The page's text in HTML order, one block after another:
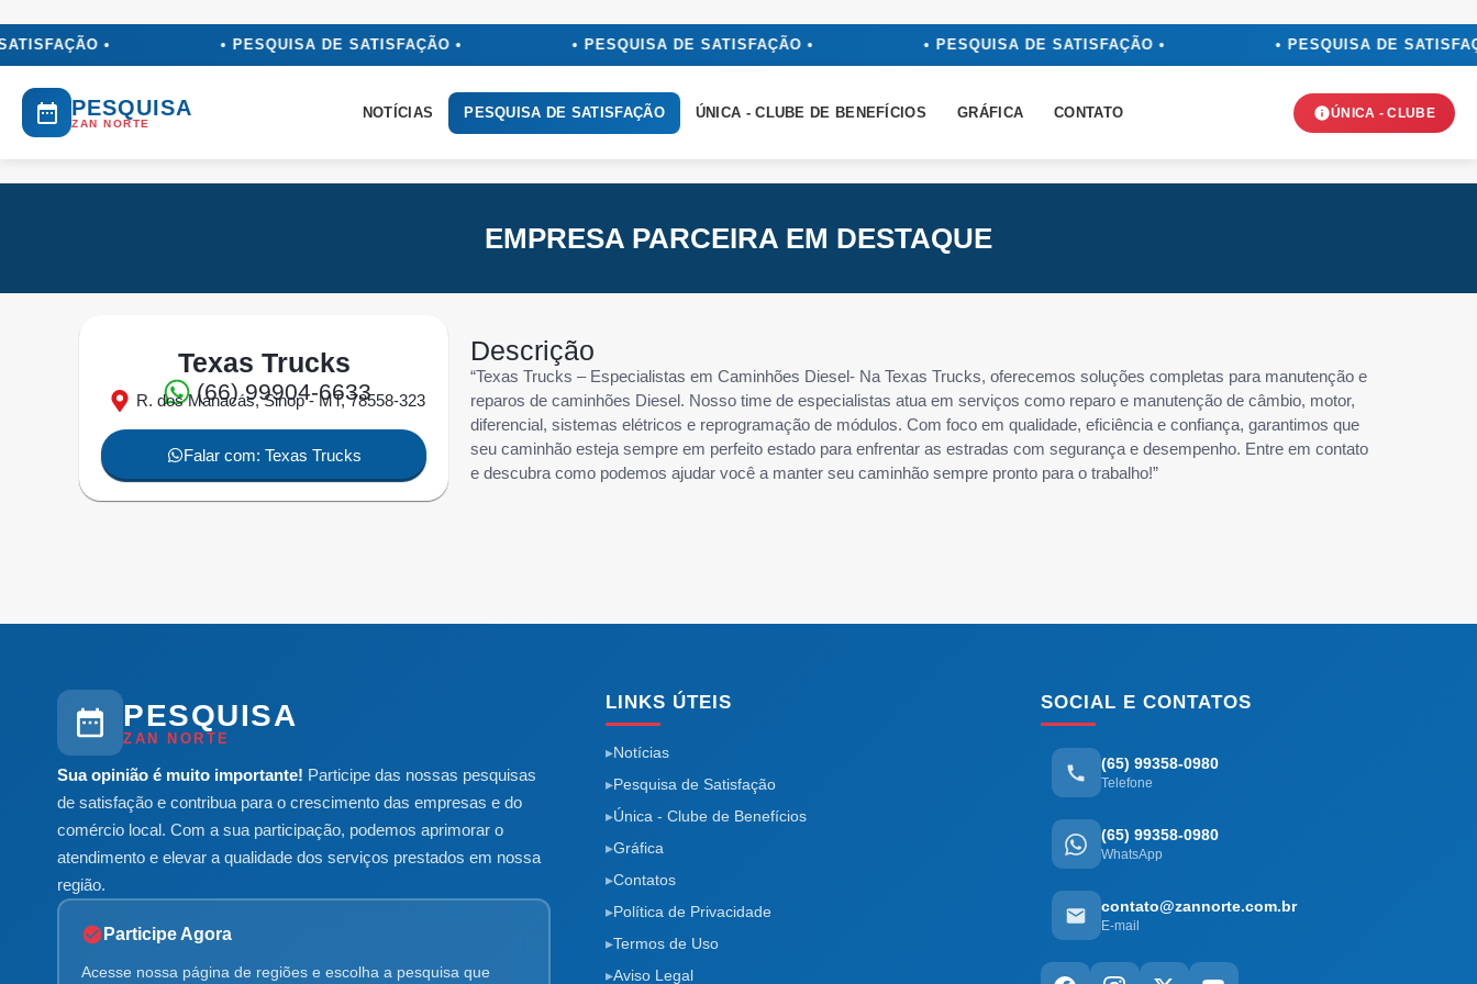
• • PESQUISA DE SATISFAÇÃO • • PESQUISA DE SATISFAÇÃO • • PESQUISA DE SATISFAÇÃO • • PESQUISA DE
PESQUISA
ZAN NORTE
NOTÍCIAS PESQUISA DE SATISFAÇÃO ÚNICA - CLUBE DE BENEFÍCIOS GRÁFICA CONTATO ÚNICA - CLUBE
EMPRESA PARCEIRA EM DESTAQUE
Texas Trucks
(66) 99904-6633
R. dos Manacás, Sinop - MT, 78558-323
Falar com: Texas Trucks
Descrição
“Texas Trucks – Especialistas em Caminhões Diesel- Na Texas Trucks, oferecemos soluções completas para manutenção e
reparos de caminhões Diesel. Nosso time de especialistas atua em serviços como reparo e manutenção de câmbio, motor,
diferencial, sistemas elétricos e reprogramação de módulos. Com foco em qualidade, eficiência e confiança, garantimos que
seu caminhão esteja sempre em perfeito estado para enfrentar as estradas com segurança e desempenho. Entre em contato
e descubra como podemos ajudar você a manter seu caminhão sempre pronto para o trabalho!”
PESQUISA
ZAN NORTE
Sua opinião é muito importante! Participe das nossas pesquisas
de satisfação e contribua para o crescimento das empresas e do
comércio local. Com a sua participação, podemos aprimorar o
atendimento e elevar a qualidade dos serviços prestados em nossa
região.
Participe Agora
Acesse nossa página de regiões e escolha a pesquisa que
LINKS ÚTEIS
Notícias
Pesquisa de Satisfação
Única - Clube de Benefícios
Gráfica
Contatos
Política de Privacidade
Termos de Uso
Aviso Legal
SOCIAL E CONTATOS
(65) 99358-0980
Telefone
(65) 99358-0980
WhatsApp
contato@zannorte.com.br
E-mail